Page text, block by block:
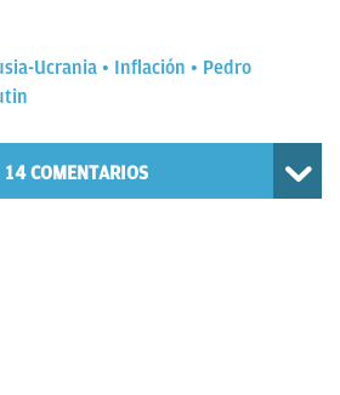
Ucrania Inflación
Pedro
14COMENTARIOS